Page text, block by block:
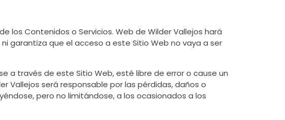
los Contenidos o Servicios. Web de Wilder Vallejos hará
garantiza que el acceso a este Sitio Web no vaya a ser
a través de este Sitio Web, esté libre de error o cause un
Vallejos será responsable por las pérdidas, daños o
pero no limitándose, a los ocasionados a los